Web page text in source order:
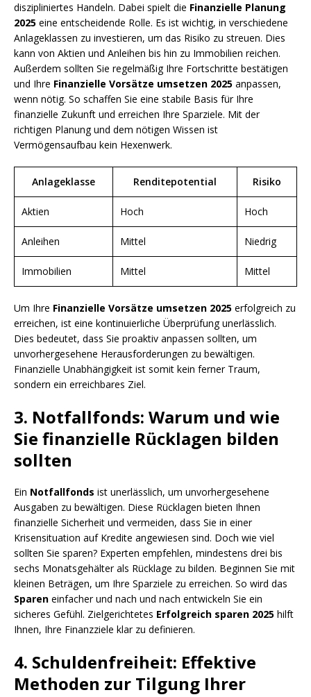
diszipliniertes Handeln. Dabei spielt die Finanzielle Planung
2025 eine entscheidende Rolle. Es ist wichtig, in verschiedene
Anlageklassen zu investieren, um das Risiko zu streuen. Dies
kann von Aktien und Anleihen bis hin zu Immobilien reichen.
Außerdem sollten Sie regelmäßig Ihre Fortschritte bestätigen
und Ihre Finanzielle Vorsätze umsetzen 2025 anpassen,
wenn nötig. So schaffen Sie eine stabile Basis für Ihre
finanzielle Zukunft und erreichen Ihre Sparziele. Mit der
richtigen Planung und dem nötigen Wissen ist
Vermögensaufbau kein Hexenwerk.
Anlageklasse Renditepotential Risiko
Aktien Hoch Hoch
Anleihen Mittel Niedrig
Immobilien Mittel Mittel
Um Ihre Finanzielle Vorsätze umsetzen 2025 erfolgreich zu
erreichen, ist eine kontinuierliche Überprüfung unerlässlich.
Dies bedeutet, dass Sie proaktiv anpassen sollten, um
unvorhergesehene Herausforderungen zu bewältigen.
Finanzielle Unabhängigkeit ist somit kein ferner Traum,
sondern ein erreichbares Ziel.
3. Notfallfonds: Warum und wie
Sie finanzielle Rücklagen bilden
sollten
Ein Notfallfonds ist unerlässlich, um unvorhergesehene
Ausgaben zu bewältigen. Diese Rücklagen bieten Ihnen
finanzielle Sicherheit und vermeiden, dass Sie in einer
Krisensituation auf Kredite angewiesen sind. Doch wie viel
sollten Sie sparen? Experten empfehlen, mindestens drei bis
sechs Monatsgehälter als Rücklage zu bilden. Beginnen Sie mit
kleinen Beträgen, um Ihre Sparziele zu erreichen. So wird das
Sparen einfacher und nach und nach entwickeln Sie ein
sicheres Gefühl. Zielgerichtetes Erfolgreich sparen 2025 hilft
Ihnen, Ihre Finanzziele klar zu definieren.
4. Schuldenfreiheit: Effektive
Methoden zur Tilgung Ihrer